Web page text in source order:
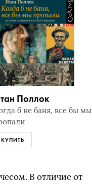
Поллок
б не баня, все бы мы
КУПИТЬ
В отличие от